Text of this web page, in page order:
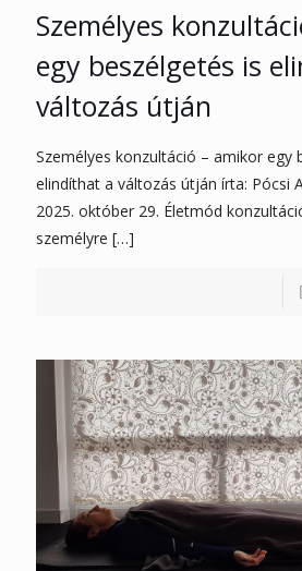
Személyes
egy beszélgetés is
változás útján
Személyes konzultáció – amikor egy
elindíthat a változás útján írta: Pócsi
2025. október 29. Életmód
személyre […]